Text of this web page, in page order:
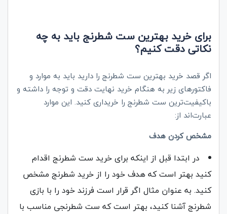
برای خرید بهترین ست شطرنج باید به چه
نکاتی دقت کنیم؟
اگر قصد خرید بهترین ست شطرنج را دارید باید به موارد و
فاکتورهای زیر به هنگام خرید نهایت دقت و توجه را داشته و
باکیفیت‌ترین ست شطرنج را خریداری کنید. این موارد
عبارت‌اند از:
مشخص کردن هدف
در ابتدا قبل از اینکه برای خرید ست شطرنج اقدام
کنید بهتر است که هدف خود را از خرید شطرنج مشخص
کنید‌. به عنوان مثال اگر قرار است فرزند خود را با بازی
شطرنج آشنا کنید، بهتر است که ست شطرنجی مناسب با